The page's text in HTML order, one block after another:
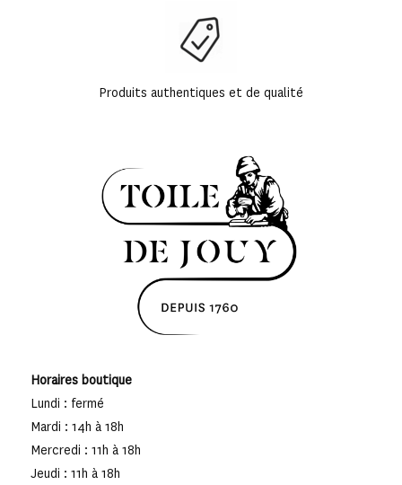
Produits authentiques et de qualité
Horaires boutique
Lundi : fermé
Mardi : 14h à 18h
Mercredi : 11h à 18h
Jeudi : 11h à 18h